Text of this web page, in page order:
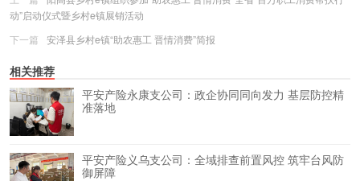
动”启动仪式暨乡村e镇展销活动
下一篇
安泽县乡村e镇“助农惠工 晋情消费”简报
相关推荐
平安产险永康支公司：政企协同同向发力 基层防控精
准落地
平安产险义乌支公司：全域排查前置风控 筑牢台风防
御屏障